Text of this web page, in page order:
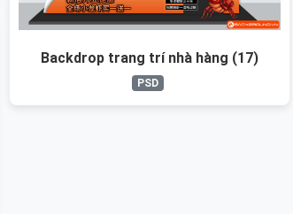
Backdrop trang trí nhà hàng (17)
PSD